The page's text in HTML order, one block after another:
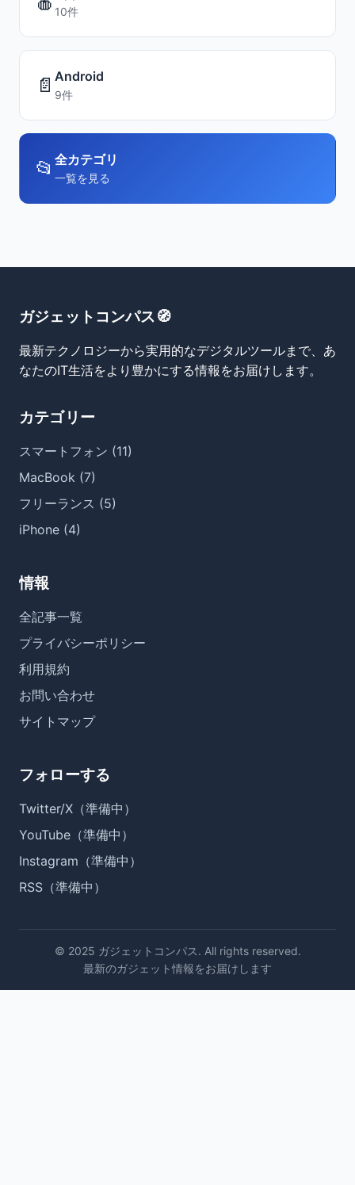
10件
📄 Android
9件
📂 全カテゴリ
一覧を見る
ガジェットコンパス🧭
最新テクノロジーから実用的なデジタルツールまで、あ
なたのIT生活をより豊かにする情報をお届けします。
カテゴリー
スマートフォン (11)
MacBook (7)
フリーランス (5)
iPhone (4)
情報
全記事一覧
プライバシーポリシー
利用規約
お問い合わせ
サイトマップ
フォローする
Twitter/X（準備中）
YouTube（準備中）
Instagram（準備中）
RSS（準備中）
© 2025 ガジェットコンパス. All rights reserved.
最新のガジェット情報をお届けします